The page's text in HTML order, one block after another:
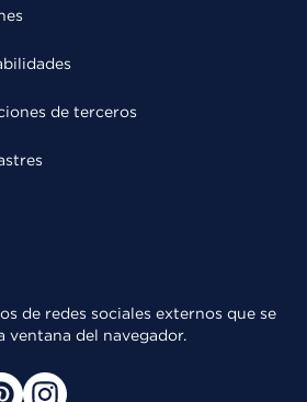
de terceros
de redes sociales externos que se
ventana del navegador.